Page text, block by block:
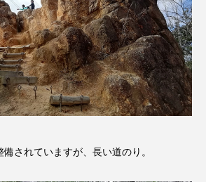
あなたが眠る間
あめぽったん
いしいおのまとぺ
おでかけ情報
されていますが、長い道のり。